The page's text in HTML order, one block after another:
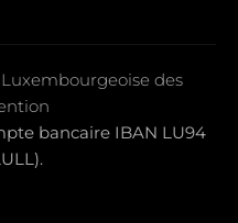
des
bancaire IBAN LU94